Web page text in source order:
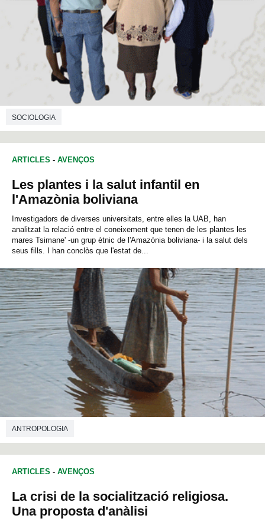
SOCIOLOGIA
ARTICLES - AVENÇOS
Les plantes i la salut infantil en
l'Amazònia boliviana
Investigadors de diverses universitats, entre elles la UAB, han
analitzat la relació entre el coneixement que tenen de les plantes les
mares Tsimane' -un grup ètnic de l'Amazònia boliviana- i la salut dels
seus fills. I han conclòs que l'estat de...
ANTROPOLOGIA
ARTICLES - AVENÇOS
La crisi de la socialització religiosa.
Una proposta d'anàlisi